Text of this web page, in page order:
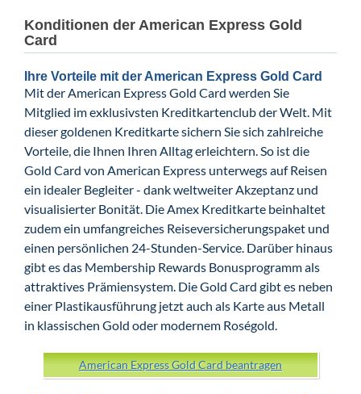
Konditionen der American Express Gold
Card
Ihre Vorteile mit der American Express Gold Card
Mit der American Express Gold Card werden Sie
Mitglied im exklusivsten Kreditkartenclub der Welt. Mit
dieser goldenen Kreditkarte sichern Sie sich zahlreiche
Vorteile, die Ihnen Ihren Alltag erleichtern. So ist die
Gold Card von American Express unterwegs auf Reisen
ein idealer Begleiter - dank weltweiter Akzeptanz und
visualisierter Bonität. Die Amex Kreditkarte beinhaltet
zudem ein umfangreiches Reiseversicherungspaket und
einen persönlichen 24-Stunden-Service. Darüber hinaus
gibt es das Membership Rewards Bonusprogramm als
attraktives Prämiensystem. Die Gold Card gibt es neben
einer Plastikausführung jetzt auch als Karte aus Metall
in klassischen Gold oder modernem Roségold.
American Express Gold Card beantragen